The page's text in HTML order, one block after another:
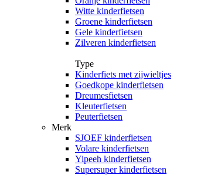
Witte kinderfietsen
Groene kinderfietsen
Gele kinderfietsen
Zilveren kinderfietsen
Type
Kinderfiets met zijwieltjes
Goedkope kinderfietsen
Dreumesfietsen
Kleuterfietsen
Peuterfietsen
Merk
SJOEF kinderfietsen
Volare kinderfietsen
Yipeeh kinderfietsen
Supersuper kinderfietsen